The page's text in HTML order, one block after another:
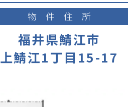
物件住所
福井県鯖江市
上鯖江1丁目15-17